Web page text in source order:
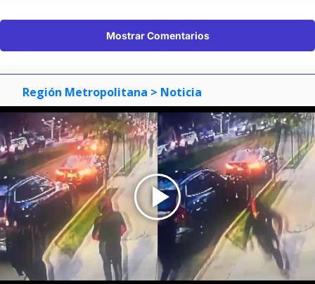
Mostrar Comentarios
Región Metropolitana > Noticia